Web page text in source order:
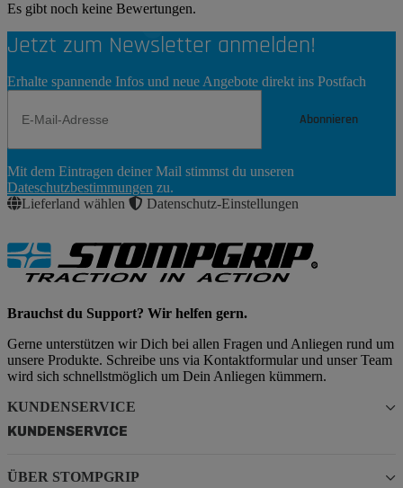
Es gibt noch keine Bewertungen.
Jetzt zum Newsletter anmelden!
Erhalte spannende Infos und neue Angebote direkt ins Postfach
Abonnieren
Abonnieren
Mit dem Eintragen deiner Mail stimmst du unseren
Dateschutzbestimmungen zu.
Lieferland wählen
Datenschutz-Einstellungen
Brauchst du Support? Wir helfen gern.
Gerne unterstützen wir Dich bei allen Fragen und Anliegen rund um
unsere Produkte. Schreibe uns via Kontaktformular und unser Team
wird sich schnellstmöglich um Dein Anliegen kümmern.
KUNDENSERVICE
KUNDENSERVICE
ÜBER STOMPGRIP